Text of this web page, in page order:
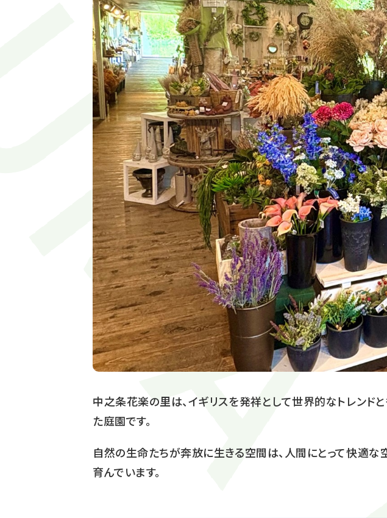
中之条花楽の里は、イギリスを発祥として世界的なトレンド
た庭園です。
自然の生命たちが奔放に生きる空間は、人間にとって快適
育んでいます。